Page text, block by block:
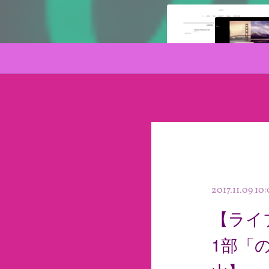
2017.11.09
【ラ
1部「